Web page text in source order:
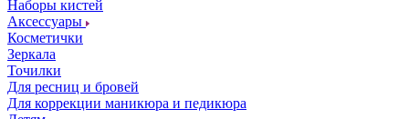
Наборы кистей
Аксессуары
Косметички
Зеркала
Точилки
Для ресниц и бровей
Для коррекции маникюра и педикюра